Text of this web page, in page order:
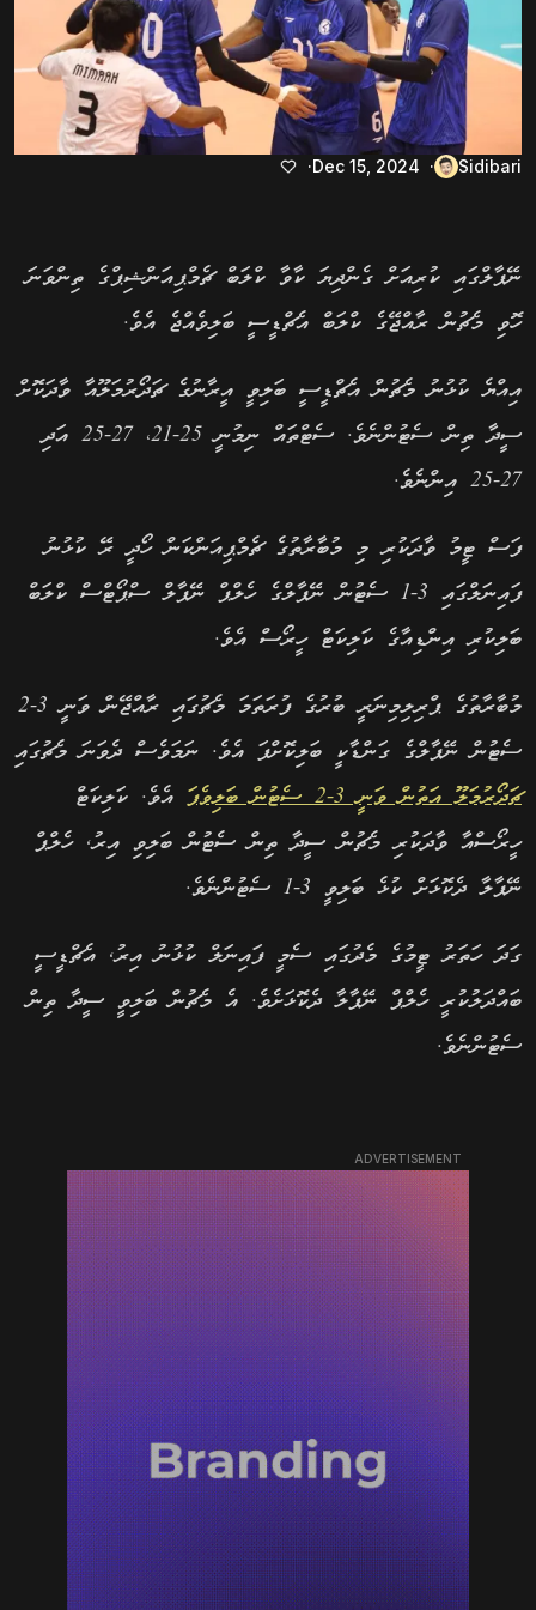
Sidibari
Dec 15, 2024
ނޭޕާލްގައި ކުރިއަށް ގެންދިޔަ ކާވާ ކްލަބް ޗެމްޕިއަންޝިޕްގެ ތިންވަނަ
ހޮވި މެޗުން ރާއްޖޭގެ ކްލަބް އެޗްޑީސީ ބަލިވެއްޖެ އެވެ.
އިއްޔެ ކުޅުނު މެޗުން އެޗްޑީސީ ބަލިވީ އީރާނުގެ ޗަދޯރުމަލޫއާ ވާދަކޮށް
ސީދާ ތިން ސެޓުންނެވެ. ސެޓްތައް ނިމުނީ 25-21، 27-25 އަދި
27-25 އިންނެވެ.
ފަސް ޓީމު ވާދަކުރި މި މުބާރާތުގެ ޗެމްޕިއަންކަން ހޯދީ ރޭ ކުޅުނު
ފައިނަލްގައި 3-1 ސެޓުން ނޭޕާލްގެ ހެލްޕް ނޭޕާލް ސްޕޯޓްސް ކްލަބް
ބަލިކުރި އިންޑިއާގެ ކަލިކަޓް ހީރޯސް އެވެ.
މުބާރާތުގެ ޕްރިލިމިނަރީ ބުރުގެ ފުރަތަމަ މެޗުގައި ރާއްޖޭން ވަނީ 3-2
ސެޓުން ނޭޕާލްގެ ގަންޑާކީ ބަލިކޮށްފަ އެވެ. ނަމަވެސް ދެވަނަ މެޗުގައި
ޗަދޯރުމަލޫ އަތުން ވަނީ 3-2 ސެޓުން ބަލިވެފަ
އެވެ. ކަލިކަޓް
ހީރޯސްއާ ވާދަކުރި މެޗުން ސީދާ ތިން ސެޓުން ބަލިވި އިރު, ހެލްޕް
ނޭޕާލާ ދެކޮޅަށް ކުޅެ ބަލިވީ 3-1 ސެޓުންނެވެ.
ގަދަ ހަތަރު ޓީމުގެ މެދުގައި ސެމީ ފައިނަލް ކުޅުނު އިރު, އެޗްޑީސީ
ބައްދަލުކުރީ ހެލްޕް ނޭޕާލާ ދެކޮޅަށެވެ. އެ މެޗުން ބަލިވީ ސީދާ ތިން
ސެޓުންނެވެ.
ADVERTISEMENT